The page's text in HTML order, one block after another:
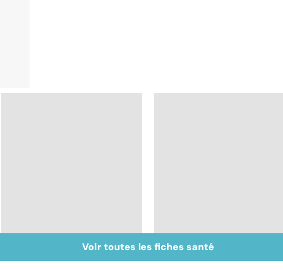
La tuberculose
pulmonaire
Le paludisme, un
fléau planétaire
Voir toutes les fiches santé